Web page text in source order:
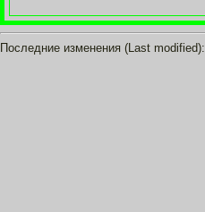
Последние изменения (Last modified):